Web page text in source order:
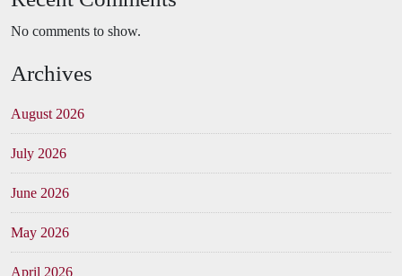
No comments to show.
Archives
August 2026
July 2026
June 2026
May 2026
April 2026